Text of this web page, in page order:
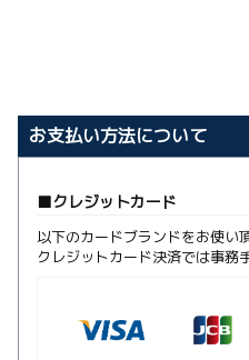
お支払い方法について
クレジットカード
以下のカードブランドをお使い
クレジットカード決済では事務